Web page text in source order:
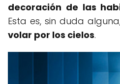
decoración de las
Esta es, sin duda
volar por los cielos.